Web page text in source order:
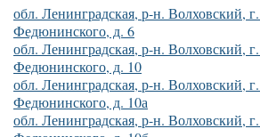
обл. Ленинградская, р-н. Волховский,
Федюнинского, д. 6
обл. Ленинградская, р-н. Волховский,
Федюнинского, д. 10
обл. Ленинградская, р-н. Волховский,
Федюнинского, д. 10а
обл. Ленинградская, р-н. Волховский,